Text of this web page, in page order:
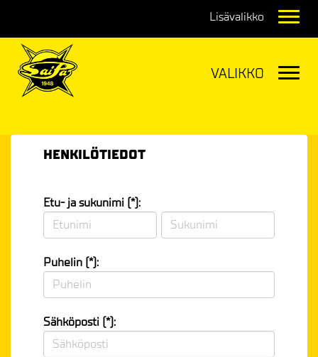
HENKILÖTIEDOT
Etu- ja sukunimi (*):
Puhelin (*):
Sähköposti (*):